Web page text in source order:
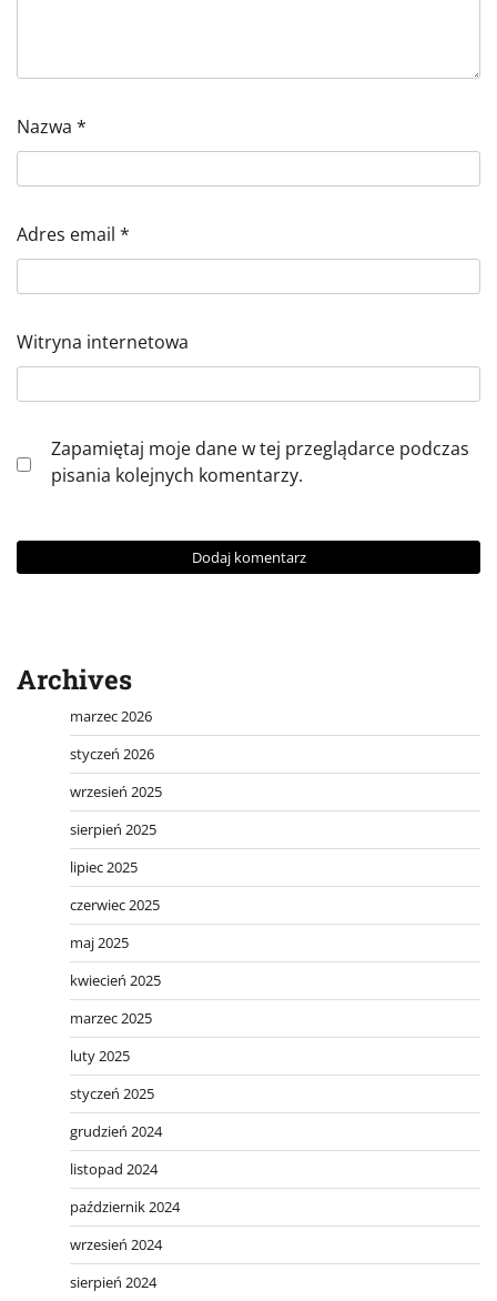
Nazwa *
Adres email *
Witryna internetowa
Zapamiętaj moje dane w tej przeglądarce podczas
pisania kolejnych komentarzy.
Archives
marzec 2026
styczeń 2026
wrzesień 2025
sierpień 2025
lipiec 2025
czerwiec 2025
maj 2025
kwiecień 2025
marzec 2025
luty 2025
styczeń 2025
grudzień 2024
listopad 2024
październik 2024
wrzesień 2024
sierpień 2024